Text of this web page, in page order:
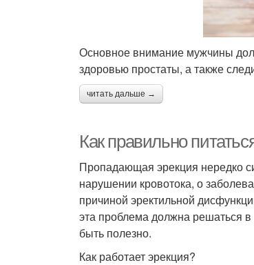
Основное внимание мужчины
здоровью простаты, а также
читать дальше →
Как правильно
Пропадающая эрекция нередко
нарушении кровотока, о
причиной эректильной
эта проблема должна решаться
быть полезно.
Как работает эрекция?